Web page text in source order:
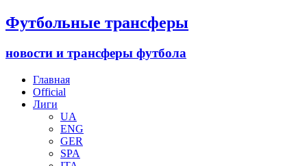
Футбольные трансферы
новости и трансферы футбола
Главная
Official
Лиги
UA
ENG
GER
SPA